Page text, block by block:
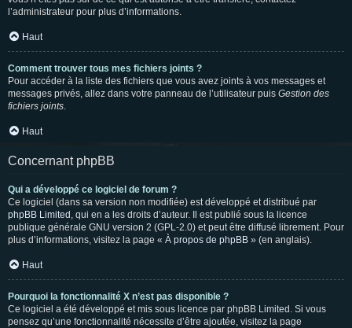
l’administrateur pour plus d’informations.
Haut
Comment trouver tous mes fichiers joints ?
Pour accéder à la liste des fichiers que vous avez joints à vos messages et
messages privés, allez dans votre panneau de l’utilisateur puis Gestion des
fichiers joints.
Haut
Concernant phpBB
Qui a développé ce logiciel de forum ?
Ce logiciel (dans sa version non modifiée) est développé et distribué par
phpBB Limited , qui en a les droits d’auteur. Il est publié sous la licence
publique générale GNU version 2 (GPL-2.0) et peut être diffusé librement. Pour
plus d’informations, visitez la page « À propos de phpBB » (en anglais).
Haut
Pourquoi la fonctionnalité X n’est pas disponible ?
Ce logiciel a été développé et mis sous licence par phpBB Limited. Si vous
pensez qu’une fonctionnalité nécessite d’être ajoutée, visitez la page